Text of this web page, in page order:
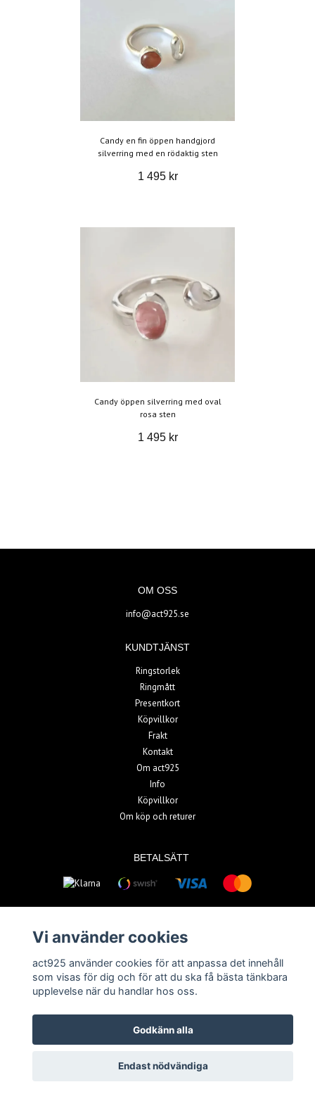
Candy en fin öppen handgjord
silverring med en rödaktig sten
1 495 kr
Candy öppen silverring med oval
rosa sten
1 495 kr
OM OSS
info@act925.se
KUNDTJÄNST
Ringstorlek
Ringmått
Presentkort
Köpvillkor
Frakt
Kontakt
Om act925
Info
Köpvillkor
Om köp och returer
BETALSÄTT
© Copyright 2026 act925
Powered by Quickbutik
Vi använder cookies
act925 använder cookies för att anpassa det innehåll
som visas för dig och för att du ska få bästa tänkbara
upplevelse när du handlar hos oss.
Godkänn alla
Endast nödvändiga